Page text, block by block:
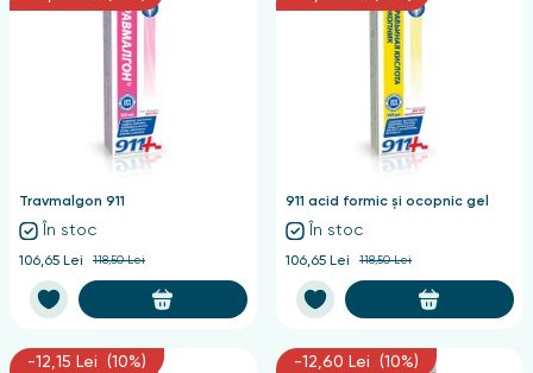
Travmalgon 911
În stoc
106,65 Lei 118,50 Lei
911 acid formic și ocopnic gel
În stoc
106,65 Lei 118,50 Lei
-12,15 Lei (10%) -12,60 Lei (10%)